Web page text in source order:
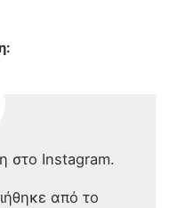
στο Instagram.
από το